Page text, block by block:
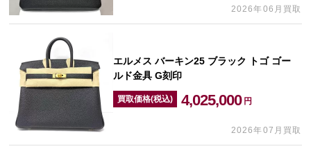
2026年06月買取
エルメス バーキン25 ブラック トゴ ゴー
ルド金具 G刻印
買取価格(税込) 4,025,000 円
2026年07月買取